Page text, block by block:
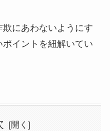
にあわないようにす
イントを紐解いてい